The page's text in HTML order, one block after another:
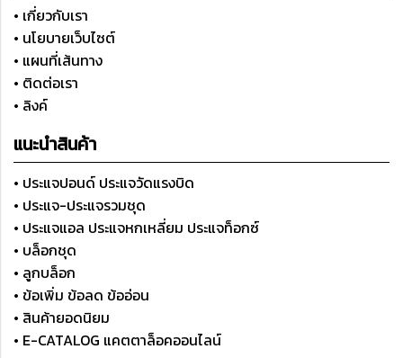
• เกี่ยวกับเรา
• นโยบายเว็บไซต์
• แผนที่เส้นทาง
• ติดต่อเรา
• ลิงค์
แนะนำสินค้า
• ประแจปอนด์ ประแจวัดแรงบิด
• ประแจ-ประแจรวมชุด
• ประแจแอล ประแจหกเหลี่ยม ประแจท็อกซ์
• บล็อกชุด
• ลูกบล็อก
• ข้อเพิ่ม ข้อลด ข้ออ่อน
• สินค้ายอดนิยม
• E-CATALOG แคตตาล็อคออนไลน์